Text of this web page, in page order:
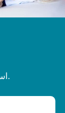
استخدم هذا النموذج للتواصل مع المؤسسة.